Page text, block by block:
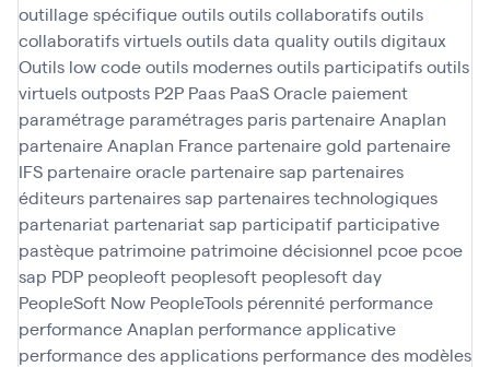
outillage spécifiqueoutilsoutils collaboratifsoutils
collaboratifs virtuelsoutils data qualityoutils digitaux
Outils low codeoutils modernesoutils participatifsoutils
virtuelsoutposts P2P Paas PaaS Oracle paiement
paramétrage paramétrages paris partenaire Anaplan
partenaire Anaplan France partenaire gold partenaire
IFS partenaire oracle partenaire sap partenaires
éditeurs partenaires sap partenaires technologiques
partenariat partenariat sap participatif participative
pastèque patrimoine patrimoine décisionnel pcoe pcoe
sap PDP peopleoft peoplesoft peoplesoft day
PeopleSoft Now PeopleTools pérennité performance
performance Anaplan performance applicative
performance des applications performance des modèles